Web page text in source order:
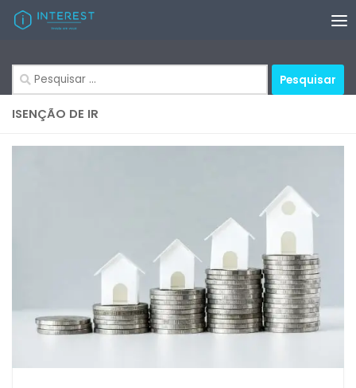
Skip to content
por:
ISENÇÃO DE IR